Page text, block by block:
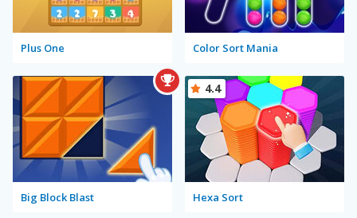
Plus One Color Sort Mania
Big Block Blast Hexa Sort
4.4